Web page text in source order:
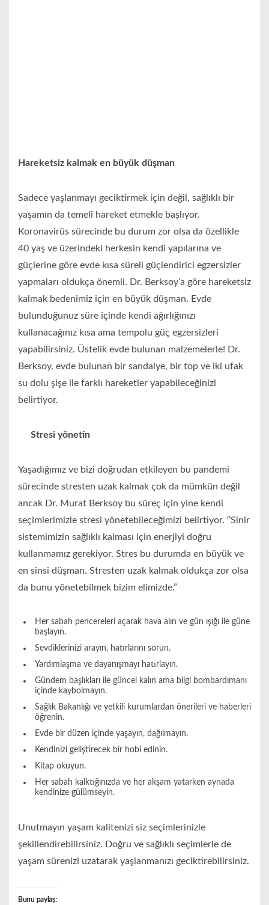
Hareketsiz kalmak en büyük düşman
Sadece yaşlanmayı geciktirmek için değil, sağlıklı bir
yaşamın da temeli hareket etmekle başlıyor.
Koronavirüs sürecinde bu durum zor olsa da özellikle
40 yaş ve üzerindeki herkesin kendi yapılarına ve
güçlerine göre evde kısa süreli güçlendirici egzersizler
yapmaları oldukça önemli. Dr. Berksoy’a göre hareketsiz
kalmak bedenimiz için en büyük düşman. Evde
bulunduğunuz süre içinde kendi ağırlığınızı
kullanacağınız kısa ama tempolu güç egzersizleri
yapabilirsiniz. Üstelik evde bulunan malzemelerle! Dr.
Berksoy, evde bulunan bir sandalye, bir top ve iki ufak
su dolu şişe ile farklı hareketler yapabileceğinizi
belirtiyor.
Stresi yönetin
Yaşadığımız ve bizi doğrudan etkileyen bu pandemi
sürecinde stresten uzak kalmak çok da mümkün değil
ancak Dr. Murat Berksoy bu süreç için yine kendi
seçimlerimizle stresi yönetebileceğimizi belirtiyor. ‘’Sinir
sistemimizin sağlıklı kalması için enerjiyi doğru
kullanmamız gerekiyor. Stres bu durumda en büyük ve
en sinsi düşman. Stresten uzak kalmak oldukça zor olsa
da bunu yönetebilmek bizim elimizde.”
Her sabah pencereleri açarak hava alın ve gün ışığı ile güne
başlayın.
Sevdiklerinizi arayın, hatırlarını sorun.
Yardımlaşma ve dayanışmayı hatırlayın.
Gündem başlıkları ile güncel kalın ama bilgi bombardımanı
içinde kaybolmayın.
Sağlık Bakanlığı ve yetkili kurumlardan önerileri ve haberleri
öğrenin.
Evde bir düzen içinde yaşayın, dağılmayın.
Kendinizi geliştirecek bir hobi edinin.
Kitap okuyun.
Her sabah kalktığınızda ve her akşam yatarken aynada
kendinize gülümseyin.
Unutmayın yaşam kalitenizi siz seçimlerinizle
şekillendirebilirsiniz. Doğru ve sağlıklı seçimlerle de
yaşam sürenizi uzatarak yaşlanmanızı geciktirebilirsiniz.
Bunu paylaş: